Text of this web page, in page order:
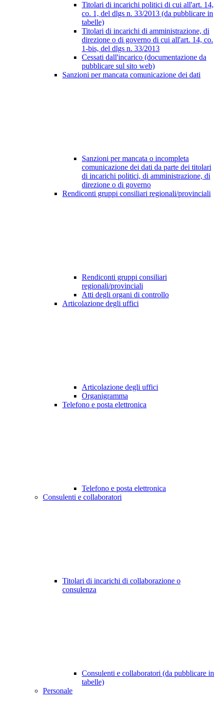
Titolari di incarichi politici di cui all'art. 14,
co. 1, del dlgs n. 33/2013 (da pubblicare in
tabelle)
Titolari di incarichi di amministrazione, di
direzione o di governo di cui all'art. 14, co.
1-bis, del dlgs n. 33/2013
Cessati dall'incarico (documentazione da
pubblicare sul sito web)
Sanzioni per mancata comunicazione dei dati
Sanzioni per mancata o incompleta
comunicazione dei dati da parte dei titolari
di incarichi politici, di amministrazione, di
direzione o di governo
Rendiconti gruppi consiliari regionali/provinciali
Rendiconti gruppi consiliari
regionali/provinciali
Atti degli organi di controllo
Articolazione degli uffici
Articolazione degli uffici
Organigramma
Telefono e posta elettronica
Telefono e posta elettronica
Consulenti e collaboratori
Titolari di incarichi di collaborazione o
consulenza
Consulenti e collaboratori (da pubblicare in
tabelle)
Personale